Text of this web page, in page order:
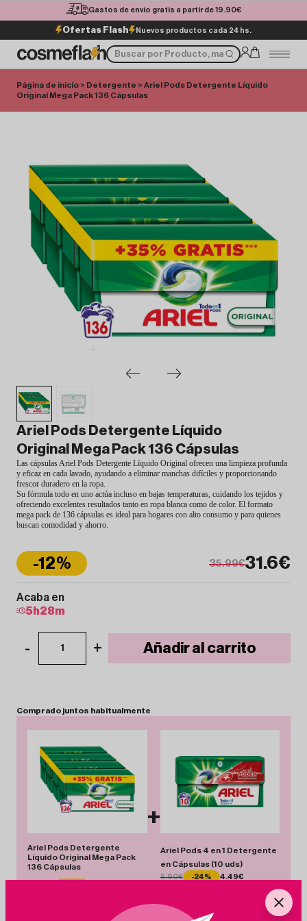
Gastos de envío gratis a partir de 19.90€
Ofertas Flash Nuevos productos cada 24 hs.
Página de inicio > Detergente > Ariel Pods Detergente Líquido
Original Mega Pack 136 Cápsulas
Ariel Pods Detergente Líquido
Original Mega Pack 136 Cápsulas
Las cápsulas Ariel Pods Detergente Líquido Original ofrecen una limpieza profunda
y eficaz en cada lavado, ayudando a eliminar manchas difíciles y proporcionando
frescor duradero en la ropa.
Su fórmula todo en uno actúa incluso en bajas temperaturas, cuidando los tejidos y
ofreciendo excelentes resultados tanto en ropa blanca como de color. El formato
mega pack de 136 cápsulas es ideal para hogares con alto consumo y para quienes
buscan comodidad y ahorro.
31.6€
-12% 35.99€
Acaba en
5 h28m
- 1 + Añadir al carrito
Comprado juntos habitualmente
Ariel Pods Detergente
Líquido Original Mega Pack
136 Cápsulas
+
Ariel Pods 4 en 1 Detergente
en Cápsulas (10 uds)
5.90€ -24% 4.49€